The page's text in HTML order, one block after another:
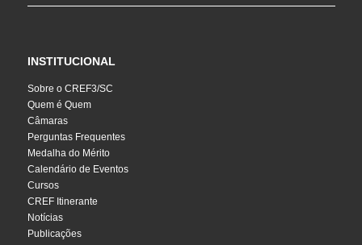
INSTITUCIONAL
Sobre o CREF3/SC
Quem é Quem
Câmaras
Perguntas Frequentes
Medalha do Mérito
Calendário de Eventos
Cursos
CREF Itinerante
Notícias
Publicações